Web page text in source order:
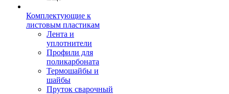
Комплектующие к
листовым пластикам
Лента и
уплотнители
Профили для
поликарбоната
Термошайбы и
шайбы
Пруток сварочный